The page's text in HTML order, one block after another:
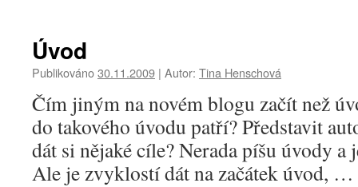
Úvod
Publikováno30.11.2009 | Autor: Tina Henschová
Čím jiným na novém blogu začít než
do takového úvodu patří? Představit
dát si nějaké cíle? Nerada píšu úvody a
Ale je zvyklostí dát na začátek úvod, …